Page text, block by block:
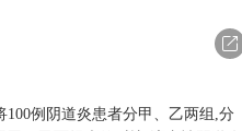
例阴道炎患者分甲、乙两组,分